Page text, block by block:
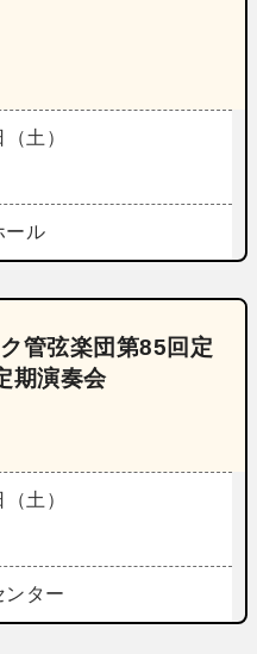
土）
ール
管弦楽団第85回定
期演奏会
土）
ンター